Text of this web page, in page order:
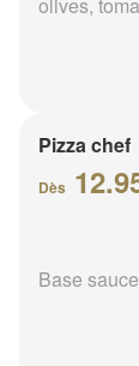
olives,
Pizza chef
Dès
Base